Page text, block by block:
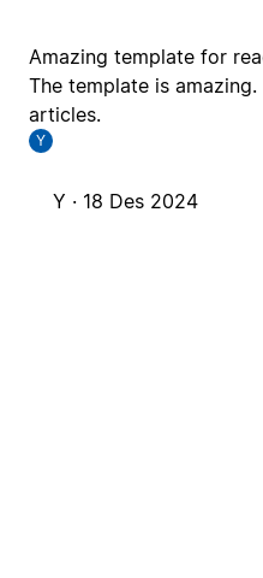
Amazing template for
The template is
articles.
Y
Y · 18 Des 2024